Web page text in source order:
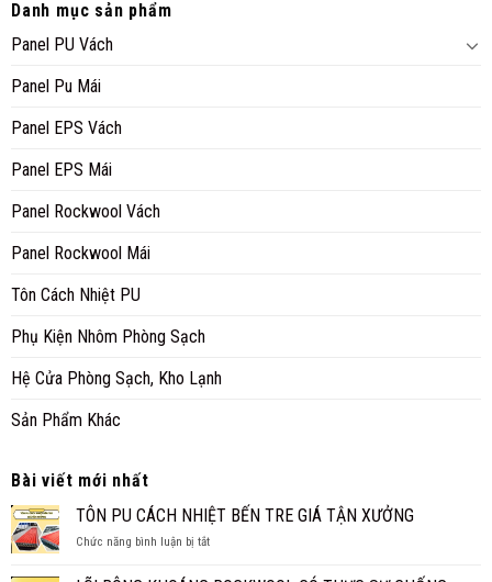
Danh mục sản phẩm
Panel PU Vách
Panel Pu Mái
Panel EPS Vách
Panel EPS Mái
Panel Rockwool Vách
Panel Rockwool Mái
Tôn Cách Nhiệt PU
Phụ Kiện Nhôm Phòng Sạch
Hệ Cửa Phòng Sạch, Kho Lạnh
Sản Phẩm Khác
Bài viết mới nhất
TÔN PU CÁCH NHIỆT BẾN TRE GIÁ TẬN XƯỞNG
Chức năng bình luận bị tắtở